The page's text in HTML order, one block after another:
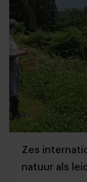
Zes
natuur als